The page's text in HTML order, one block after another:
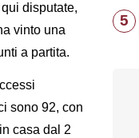
disputate,
vinto una
a partita.
sono 92, con
casa dal 2
5